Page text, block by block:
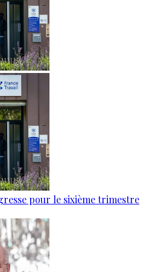
pour le sixième trimestre